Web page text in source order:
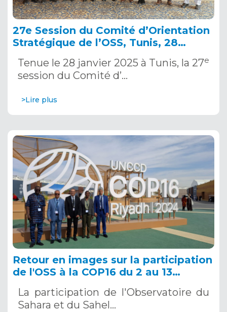
27e Session du Comité d’Orientation
Stratégique de l’OSS, Tunis, 28
Tenue le 28 janvier 2025 à Tunis, la 27e
session du Comité d’…
>Lire plus
Retour en images sur la participation
de l'OSS à la COP16 du 2 au 13
Saoudite
La participation de l'Observatoire du
Sahara et du Sahel…